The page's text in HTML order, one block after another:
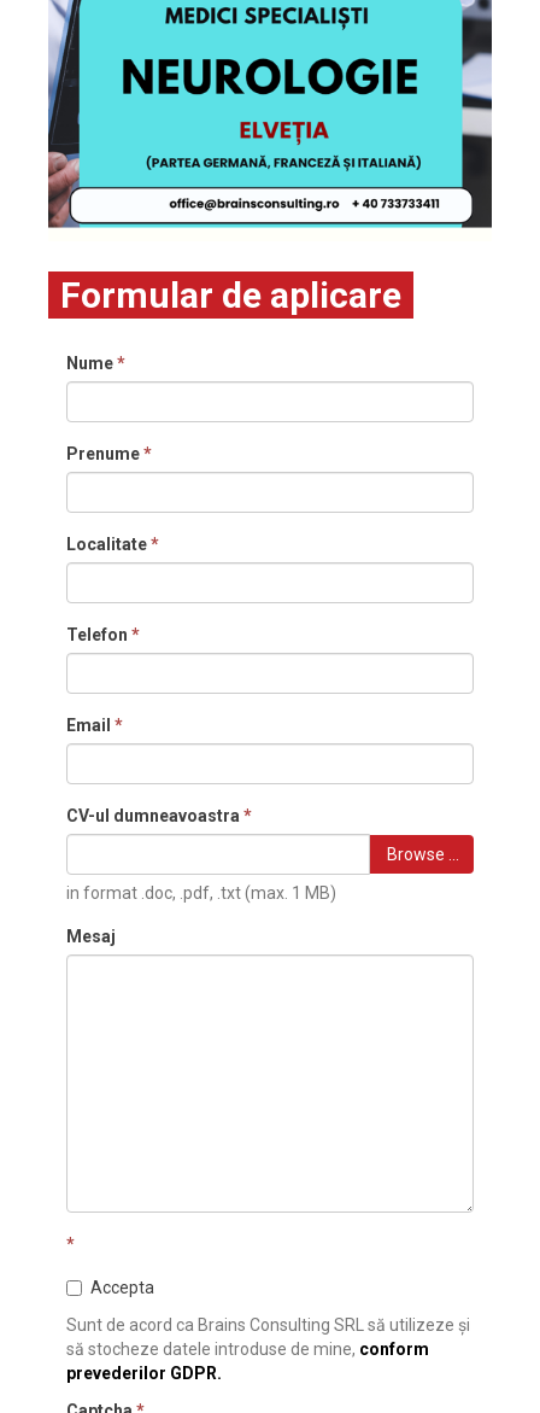
Formular de aplicare
Nume*
Prenume*
Localitate*
Telefon *
Email *
CV-ul dumneavoastra *
Browse …
in format .doc, .pdf, .txt (max. 1 MB)
Mesaj
*
Accepta
Sunt de acord ca Brains Consulting SRL să utilizeze și
să stocheze datele introduse de mine, conform
prevederilor GDPR.